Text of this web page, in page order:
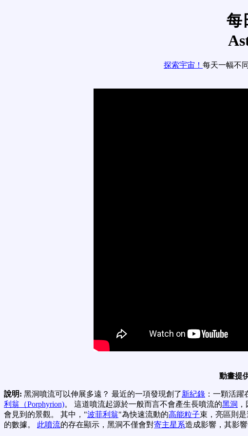
每
探索宇宙！ 每天一幅不
動畫提
說明: 黑洞噴流可以伸展多遠？ 最近的一項發現創了新紀錄 ：一顆活
利翁（Porphyrion)。 這道噴流起源於一般而言不會產生長噴流的黑洞
會見到的景觀。 其中，"波菲利翁"為快速流動的高能粒子束，亮區則
的數據。 此噴流的存在顯示，黑洞不僅會對寄主星系造成影響，其影